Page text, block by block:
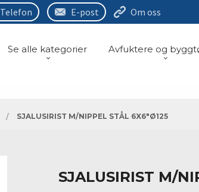
Telefon E-post Om oss
Se alle kategorier Avfuktere og
SJALUSIRIST M/NIPPEL STÅL 6X6"Ø125
SJALUSIRIST M/